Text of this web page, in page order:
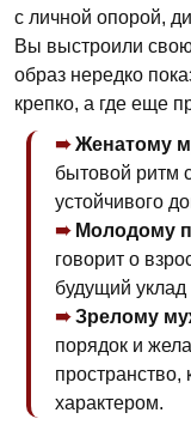
с личной опорой,
Вы выстроили
образ нередко
крепко, а где еще
Женатому
бытовой ритм
устойчивого
Молодому
говорит о
будущий
Зрелому
порядок и
характером.